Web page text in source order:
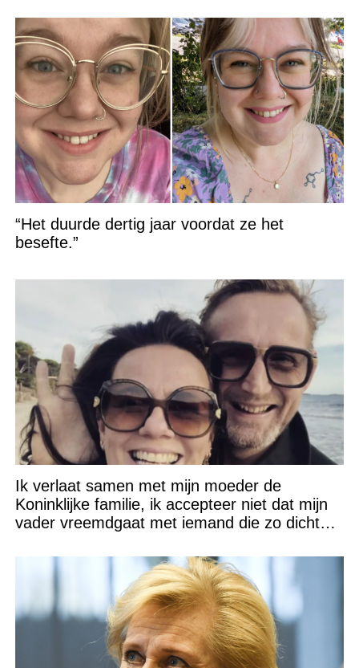
“Het duurde dertig jaar voordat ze het
besefte.”
Ik verlaat samen met mijn moeder de
Koninklijke familie, ik accepteer niet dat mijn
vader vreemdgaat met iemand die zo dichtbij